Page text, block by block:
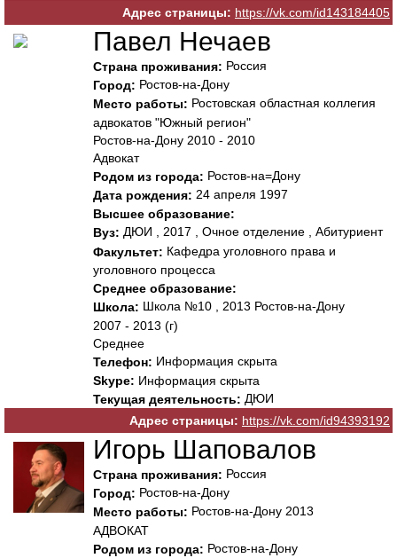
Адрес страницы: https://vk.com/id143184405
Павел Нечаев
Страна проживания: Россия
Город: Ростов-на-Дону
Место работы: Ростовская областная коллегия
адвокатов "Южный регион"
Ростов-на-Дону 2010 - 2010
Адвокат
Родом из города: Ростов-на=Дону
Дата рождения: 24 апреля 1997
Высшее образование:
Вуз: ДЮИ , 2017 , Очное отделение , Абитуриент
Факультет: Кафедра уголовного права и
уголовного процесса
Среднее образование:
Школа: Школа №10 , 2013 Ростов-на-Дону
2007 - 2013 (г)
Среднее
Телефон: Информация скрыта
Skype: Информация скрыта
Текущая деятельность: ДЮИ
Адрес страницы: https://vk.com/id94393192
Игорь Шаповалов
Страна проживания: Россия
Город: Ростов-на-Дону
Место работы: Ростов-на-Дону 2013
АДВОКАТ
Родом из города: Ростов-на-Дону